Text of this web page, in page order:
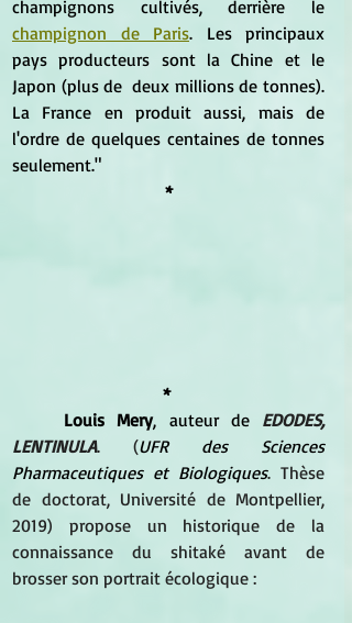
champignon de Paris. Les principaux
pays producteurs sont la Chine et le
Japon (plus de  deux millions de tonnes).
La France en produit aussi, mais de
l'ordre de quelques centaines de tonnes
seulement."
*
*
Louis Mery, auteur de EDODES,
LENTINULA. (UFR des Sciences
Pharmaceutiques et Biologiques. Thèse
de doctorat, Université de Montpellier,
2019) propose un historique de la
connaissance du shitaké avant de
brosser son portrait écologique :